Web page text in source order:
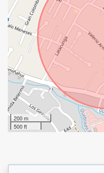
200 m
500 ft